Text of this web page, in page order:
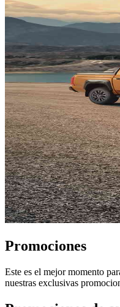
Promociones
Este es el mejor momento
nuestras exclusivas